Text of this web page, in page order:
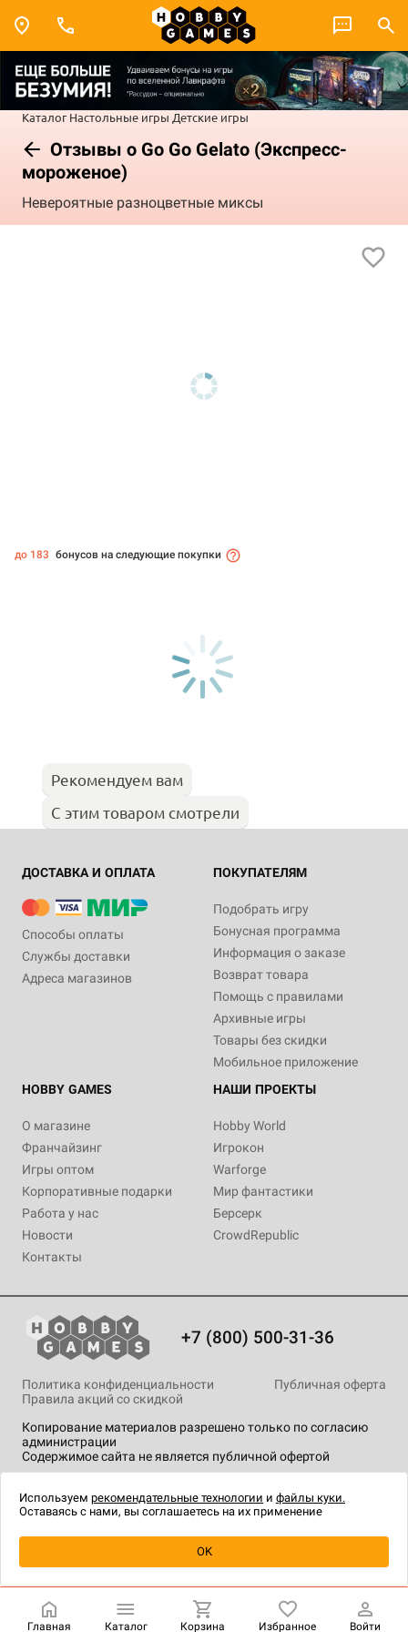
Каталог Настольные игры Детские игры
Отзывы о Go Go Gelato (Экспресс-
мороженое)
Невероятные разноцветные миксы
Уведомить о наличии
до 183 бонусов на следующие покупки
Рекомендуем вам
С этим товаром смотрели
ДОСТАВКА И ОПЛАТА
Способы оплаты
Службы доставки
Адреса магазинов
ПОКУПАТЕЛЯМ
Подобрать игру
Бонусная программа
Информация о заказе
Возврат товара
Помощь с правилами
Архивные игры
Товары без скидки
Мобильное приложение
HOBBY GAMES
О магазине
Франчайзинг
Игры оптом
Корпоративные подарки
Работа у нас
Новости
Контакты
НАШИ ПРОЕКТЫ
Hobby World
Игрокон
Warforge
Мир фантастики
Берсерк
CrowdRepublic
+7 (800) 500-31-36
Копирование материалов разрешено только по согласию
администрации
Содержимое сайта не является публичной офертой
Политика конфиденциальности
Публичная оферта
Правила акций со скидкой
технологии.
Главная Каталог Корзина Избранное Войти
Используем рекомендательные технологии и файлы куки.
Оставаясь с нами, вы соглашаетесь на их применение
OK